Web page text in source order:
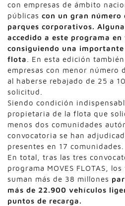
con empresas de ámbito
públicas con un gran número
parques corporativos.
accedido a este programa
consiguiendo una
flota
. En esta edición
empresas con menor número
al haberse rebajado de 25 a
solicitud.
Siendo condición
propietaria de la flota que
menos dos comunidades
convocatoria se han
presentes en 17 comunidades.
En total, tras las tres
programa MOVES FLOTAS,
suman más de 38 millones
más de 22.900 vehículos
puntos de recarga.